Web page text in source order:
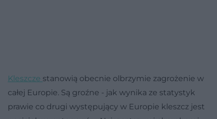
Kleszcze stanowią obecnie olbrzymie zagrożenie w
całej Europie. Są groźne - jak wynika ze statystyk
prawie co drugi występujący w Europie kleszcz jest